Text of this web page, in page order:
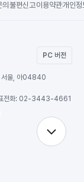
불편신고이용약관개인정
PC 버전
서울, 아04840
전화: 02-3443-4661